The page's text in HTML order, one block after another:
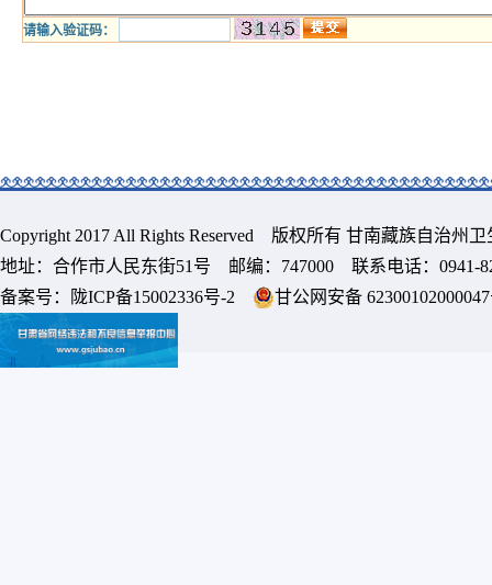
请输入验证码：
Copyright 2017 All Rights Reserved 版权所有 甘南藏族自治州
地址：合作市人民东街51号 邮编：747000 联系电话：0941-
备案号：
陇ICP备15002336号-2 甘公网安备